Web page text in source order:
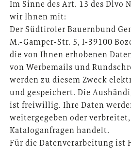
Im Sinne des Art. 13 des Dlvo
wir Ihnen mit:
Der Südtiroler Bauernbund
M.-Gamper-Str. 5, I-39100
die von Ihnen erhobenen
von Werbemails und
werden zu diesem Zweck
und gespeichert. Die
ist freiwillig. Ihre Daten
weitergegeben oder
Kataloganfragen handelt.
Für die Datenverarbeitung ist